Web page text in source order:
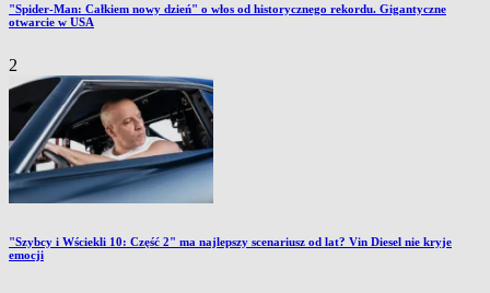
"Spider-Man: Całkiem nowy dzień" o włos od historycznego rekordu. Gigantyczne
otwarcie w USA
2
"Szybcy i Wściekli 10: Część 2" ma najlepszy scenariusz od lat? Vin Diesel nie kryje
emocji